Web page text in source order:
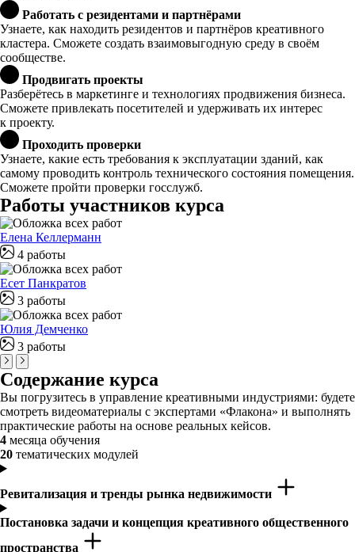
Работать с резидентами и партнёрами
Узнаете, как находить резидентов и партнёров креативного
кластера. Сможете создать взаимовыгодную среду в своём
сообществе.
Продвигать проекты
Разберётесь в маркетинге и технологиях продвижения бизнеса.
Сможете привлекать посетителей и удерживать их интерес
к проекту.
Проходить проверки
Узнаете, какие есть требования к эксплуатации зданий, как
самому проводить контроль технического состояния помещения.
Сможете пройти проверки госслужб.
Работы участников курса
Елена Келлерманн
4 работы
Есет Панкратов
3 работы
Юлия Демченко
3 работы
Содержание курса
Вы погрузитесь в управление креативными индустриями: будете
смотреть видеоматериалы с экспертами «Флакона» и выполнять
практические работы на основе реальных кейсов.
4 месяца обучения
20 тематических модулей
Ревитализация и тренды рынка недвижимости
Постановка задачи и концепция креативного общественного
пространства